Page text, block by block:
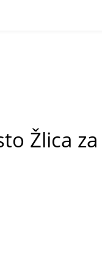
Žlica